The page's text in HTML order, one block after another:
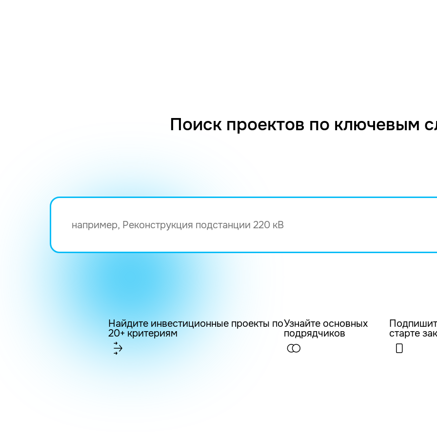
Поиск проектов по ключевым
Найдите инвестиционные проекты по
20+ критериям
Узнайте основных
подрядчиков
старте